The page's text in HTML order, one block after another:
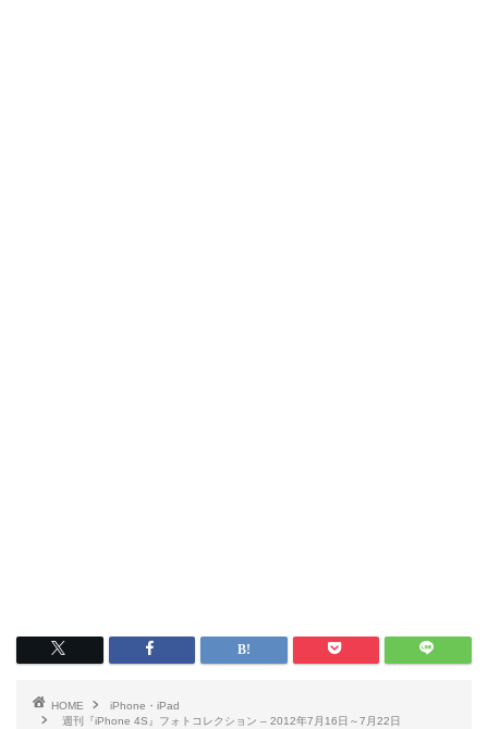
HOME
iPhone・iPad
週刊『iPhone 4S』フォトコレクション – 2012年7月16日～7月22日